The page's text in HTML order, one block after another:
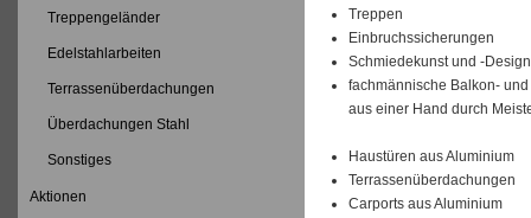
Treppengeländer
Edelstahlarbeiten
Terrassenüberdachungen
Überdachungen Stahl
Sonstiges
Aktionen
Treppen
Einbruchssicherungen
Schmiedekunst und -Design
fachmännische Balkon-
aus einer Hand durch
Haustüren aus Aluminium
Terrassenüberdachungen
Carports aus Aluminium